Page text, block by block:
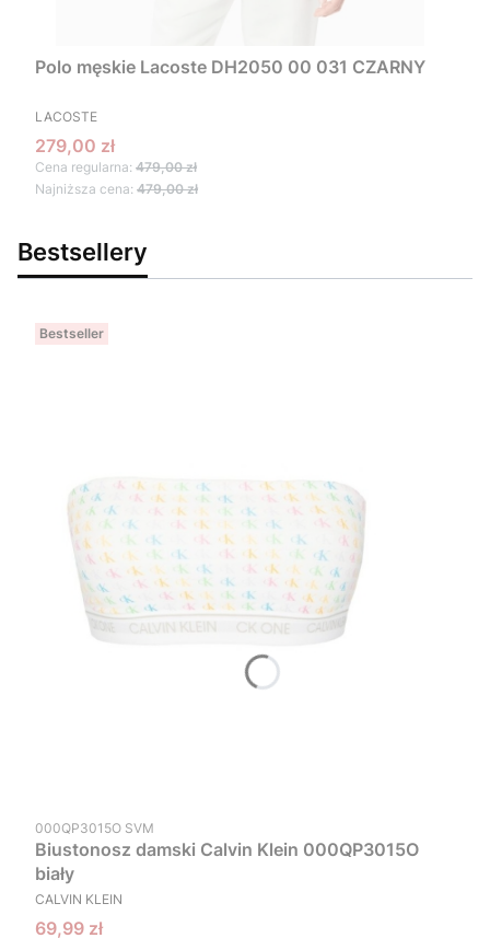
Polo męskie Lacoste DH2050 00 031 CZARNY
PRODUCENT
LACOSTE
Cena promocyjna
279,00 zł
Cena regularna: 479,00 zł
Najniższa cena: 479,00 zł
Bestsellery
Bestseller
Kod produktu
000QP3015O SVM
Biustonosz damski Calvin Klein 000QP3015O
biały
PRODUCENT
CALVIN KLEIN
Cena promocyjna
69,99 zł